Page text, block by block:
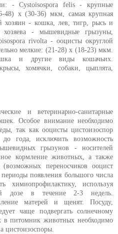
- Cystoisospora felis - крупные
48) х (30-36) мкм, самая крупная
хозяин - кошка, лев, тигр, рысь и
хозяева - мышевидные грызуны,
rivolta - ооцисты округлой
мелкие: (21-28) х (18-23) мкм.
и другие виды кошачьих.
хомячки, собаки, цыплята,
и ветеринарно-санитарные
Особое внимание необходимо
так как ооцисты цистоизоспор
до года, исключить возможность
грызунов - носителей
кормление животных, а также
переносчиков ооцист
появления большого числа
химиопрофилактику, используя
дозе в течение 2-3 недель.
матерей и щенят. Посуду,
чаще подвергать солнечному
питомник животных необходимо
цистоизоспоры.